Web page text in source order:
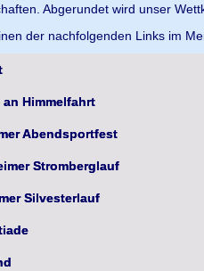
Abgerundet wird unser
der nachfolgenden Links im
Himmelfahrt
Abendsportfest
Stromberglauf
Silvesterlauf